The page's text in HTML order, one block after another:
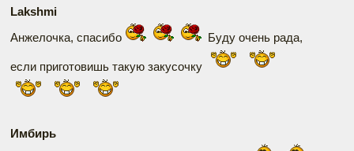
Lakshmi
Анжелочка, спасибо
Буду очень рада,
если приготовишь такую закусочку
Имбирь